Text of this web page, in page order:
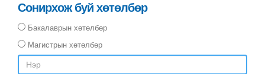
Сонирхож буй хөтөлбөр
Бакалаврын хөтөлбөр
Магистрын хөтөлбөр